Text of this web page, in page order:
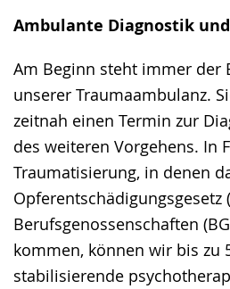
Ambulante Diagnostik
Am Beginn steht immer der
unserer Traumaambulanz.
zeitnah einen Termin zur
des weiteren Vorgehens. In
Traumatisierung, in denen
Opferentschädigungsgesetz
Berufsgenossenschaften
kommen, können wir bis zu
stabilisierende